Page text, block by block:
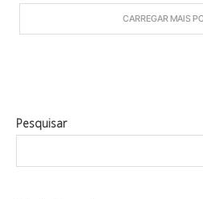
CARREGAR MAIS
Pesquisar